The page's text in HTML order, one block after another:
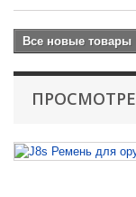
Все новые товары